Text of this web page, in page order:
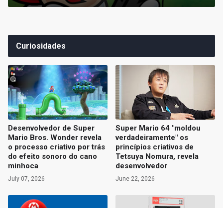
Curiosidades
Desenvolvedor de Super
Mario Bros. Wonder revela
o processo criativo por trás
do efeito sonoro do cano
minhoca
July 07, 2026
Super Mario 64 "moldou
verdadeiramente" os
princípios criativos de
Tetsuya Nomura, revela
desenvolvedor
June 22, 2026